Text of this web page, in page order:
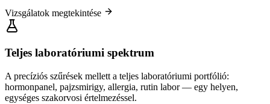
Vizsgálatok megtekintése
Teljes laboratóriumi spektrum
A precíziós szűrések mellett a teljes laboratóriumi portfólió:
hormonpanel, pajzsmirigy, allergia, rutin labor — egy helyen,
egységes szakorvosi értelmezéssel.